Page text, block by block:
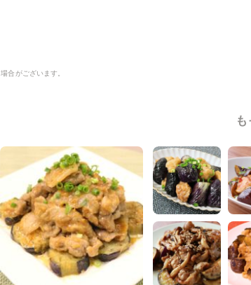
合がございます。